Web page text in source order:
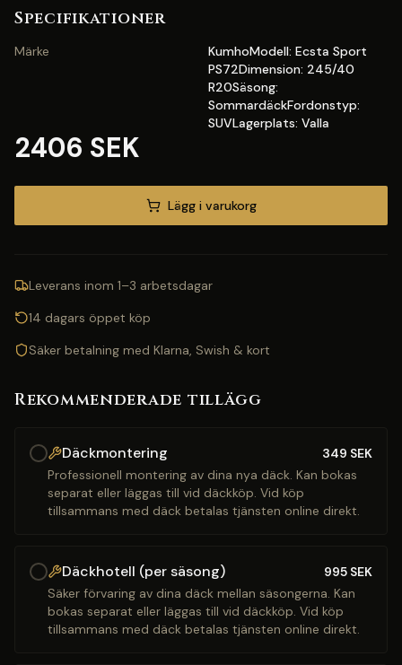
Specifikationer
Märke
KumhoModell: Ecsta Sport
PS72Dimension: 245/40
R20Säsong:
SommardäckFordonstyp:
SUVLagerplats: Valla
2406 SEK
Lägg i varukorg
Leverans inom 1–3 arbetsdagar
14 dagars öppet köp
Säker betalning med Klarna, Swish & kort
Rekommenderade tillägg
Däckmontering 349 SEK
Professionell montering av dina nya däck. Kan bokas
separat eller läggas till vid däckköp. Vid köp
tillsammans med däck betalas tjänsten online direkt.
Däckhotell (per säsong) 995 SEK
Säker förvaring av dina däck mellan säsongerna. Kan
bokas separat eller läggas till vid däckköp. Vid köp
tillsammans med däck betalas tjänsten online direkt.